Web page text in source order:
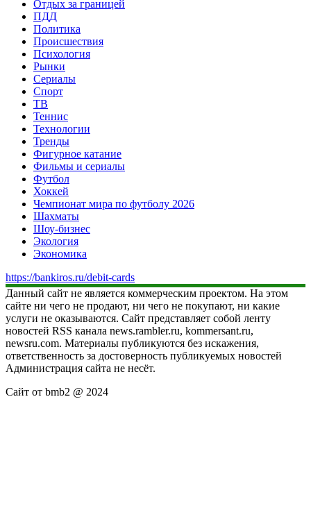
Отдых за границей
ПДД
Политика
Происшествия
Психология
Рынки
Сериалы
Спорт
ТВ
Теннис
Технологии
Тренды
Фигурное катание
Фильмы и сериалы
Футбол
Хоккей
Чемпионат мира по футболу 2026
Шахматы
Шоу-бизнес
Экология
Экономика
https://bankiros.ru/debit-cards
Данный сайт не является коммерческим проектом. На этом
сайте ни чего не продают, ни чего не покупают, ни какие
услуги не оказываются. Сайт представляет собой ленту
новостей RSS канала news.rambler.ru, kommersant.ru,
newsru.com. Материалы публикуются без искажения,
ответственность за достоверность публикуемых новостей
Администрация сайта не несёт.
Сайт от bmb2 @ 2024